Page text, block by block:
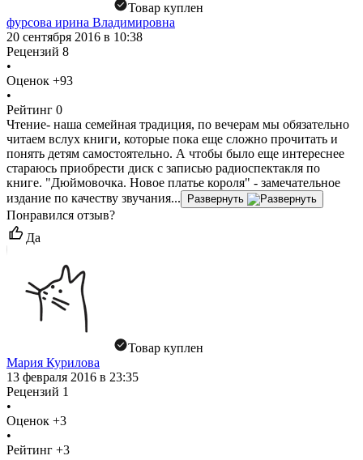
Товар куплен
фурсова ирина Владимировна
20 сентября 2016 в 10:38
Рецензий 8
•
Оценок +93
•
Рейтинг 0
Чтение- наша семейная традиция, по вечерам мы обязательно
читаем вслух книги, которые пока еще сложно прочитать и
понять детям самостоятельно. А чтобы было еще интереснее
стараюсь приобрести диск с записью радиоспектакля по
книге. "Дюймовочка. Новое платье короля" - замечательное
издание по качеству звучания...
Развернуть
Понравился отзыв?
Да
Товар куплен
Мария Курилова
13 февраля 2016 в 23:35
Рецензий 1
•
Оценок +3
•
Рейтинг +3